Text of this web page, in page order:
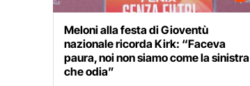
Meloni alla festa di Gioventù
nazionale ricorda Kirk: “Faceva
paura, noi non siamo come la sinistra
che odia”